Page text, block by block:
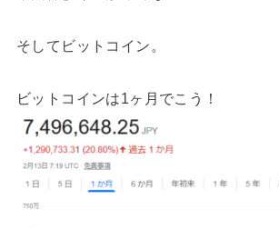
そしてビットコイン。
ビットコインは1ヶ月でこう！